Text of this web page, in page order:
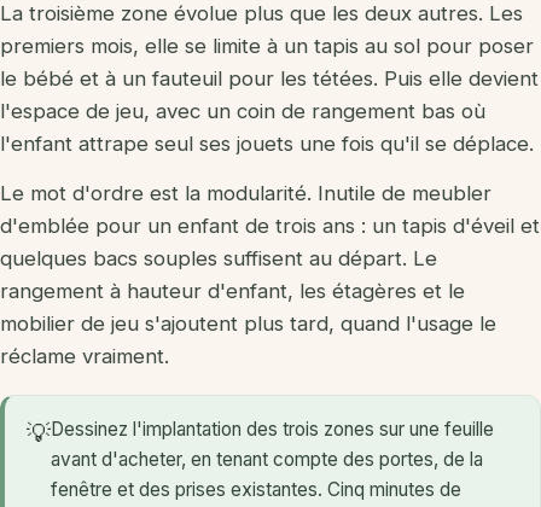
La troisième zone évolue plus que les deux autres. Les
premiers mois, elle se limite à un tapis au sol pour poser
le bébé et à un fauteuil pour les tétées. Puis elle devient
l'espace de jeu, avec un coin de rangement bas où
l'enfant attrape seul ses jouets une fois qu'il se déplace.
Le mot d'ordre est la modularité. Inutile de meubler
d'emblée pour un enfant de trois ans : un tapis d'éveil et
quelques bacs souples suffisent au départ. Le
rangement à hauteur d'enfant, les étagères et le
mobilier de jeu s'ajoutent plus tard, quand l'usage le
réclame vraiment.
💡Dessinez l'implantation des trois zones sur une feuille
avant d'acheter, en tenant compte des portes, de la
fenêtre et des prises existantes. Cinq minutes de